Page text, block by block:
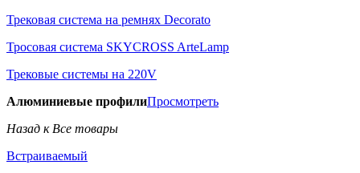
Трековая система на ремнях Decorato
Тросовая система SKYCROSS ArteLamp
Трековые системы на 220V
Алюминиевые профилиПросмотреть
Назад к Все товары
Встраиваемый